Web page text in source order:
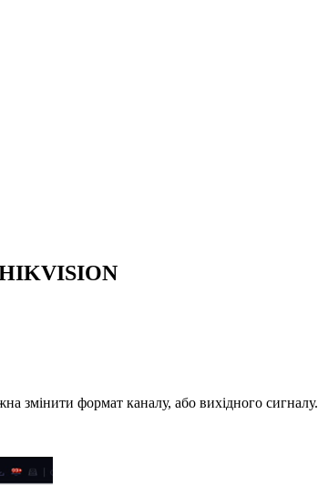
HIKVISION
змінити формат каналу, або вихідного сигналу.